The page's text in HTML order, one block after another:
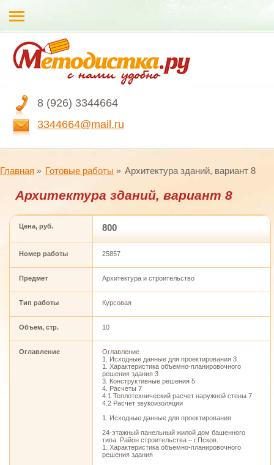
8 (926) 3344664
3344664@mail.ru
Главная Готовые работы Архитектура зданий, вариант 8
Архитектура зданий, вариант 8
Цена, руб. 800
Номер работы 25857
Предмет Архитектура и строительство
Тип работы Курсовая
Объем, стр. 10
Оглавление
Оглавление
1. Исходные данные для проектирования 3
1. Характеристика объемно-планировочного
решения здания 3
3. Конструктивные решения 5
4. Расчеты 7
4.1 Теплотехнический расчет наружной стены 7
4.2 Расчет звукоизоляции
1. Исходные данные для проектирования
24-этажный панельный жилой дом башенного
типа. Район строительства – г.Псков.
1. Характеристика объемно-планировочного
решения здания